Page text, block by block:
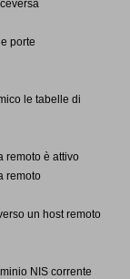
porte
le tabelle di
remoto è attivo
remoto
un host remoto
NIS corrente